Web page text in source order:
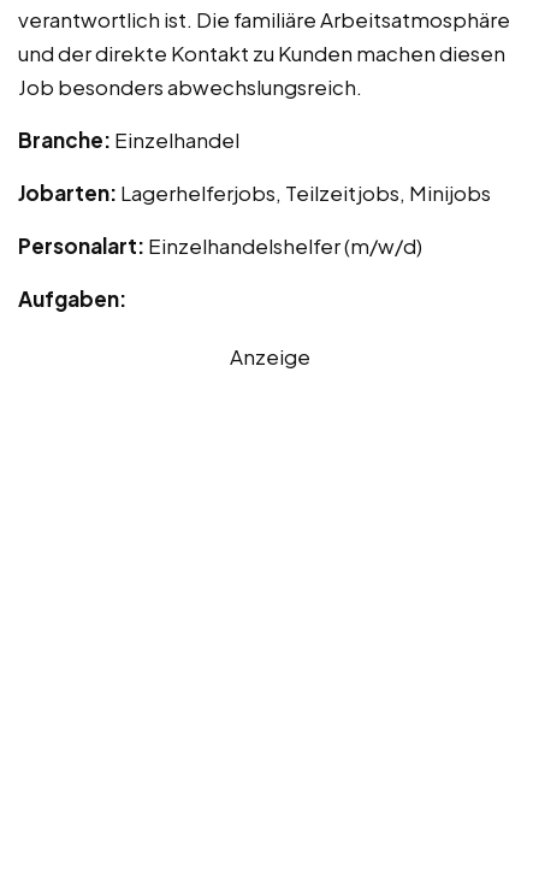
verantwortlich ist. Die familiäre Arbeitsatmosphäre
und der direkte Kontakt zu Kunden machen diesen
Job besonders abwechslungsreich.
Branche: Einzelhandel
Jobarten: Lagerhelferjobs, Teilzeitjobs, Minijobs
Personalart: Einzelhandelshelfer (m/w/d)
Aufgaben:
Anzeige